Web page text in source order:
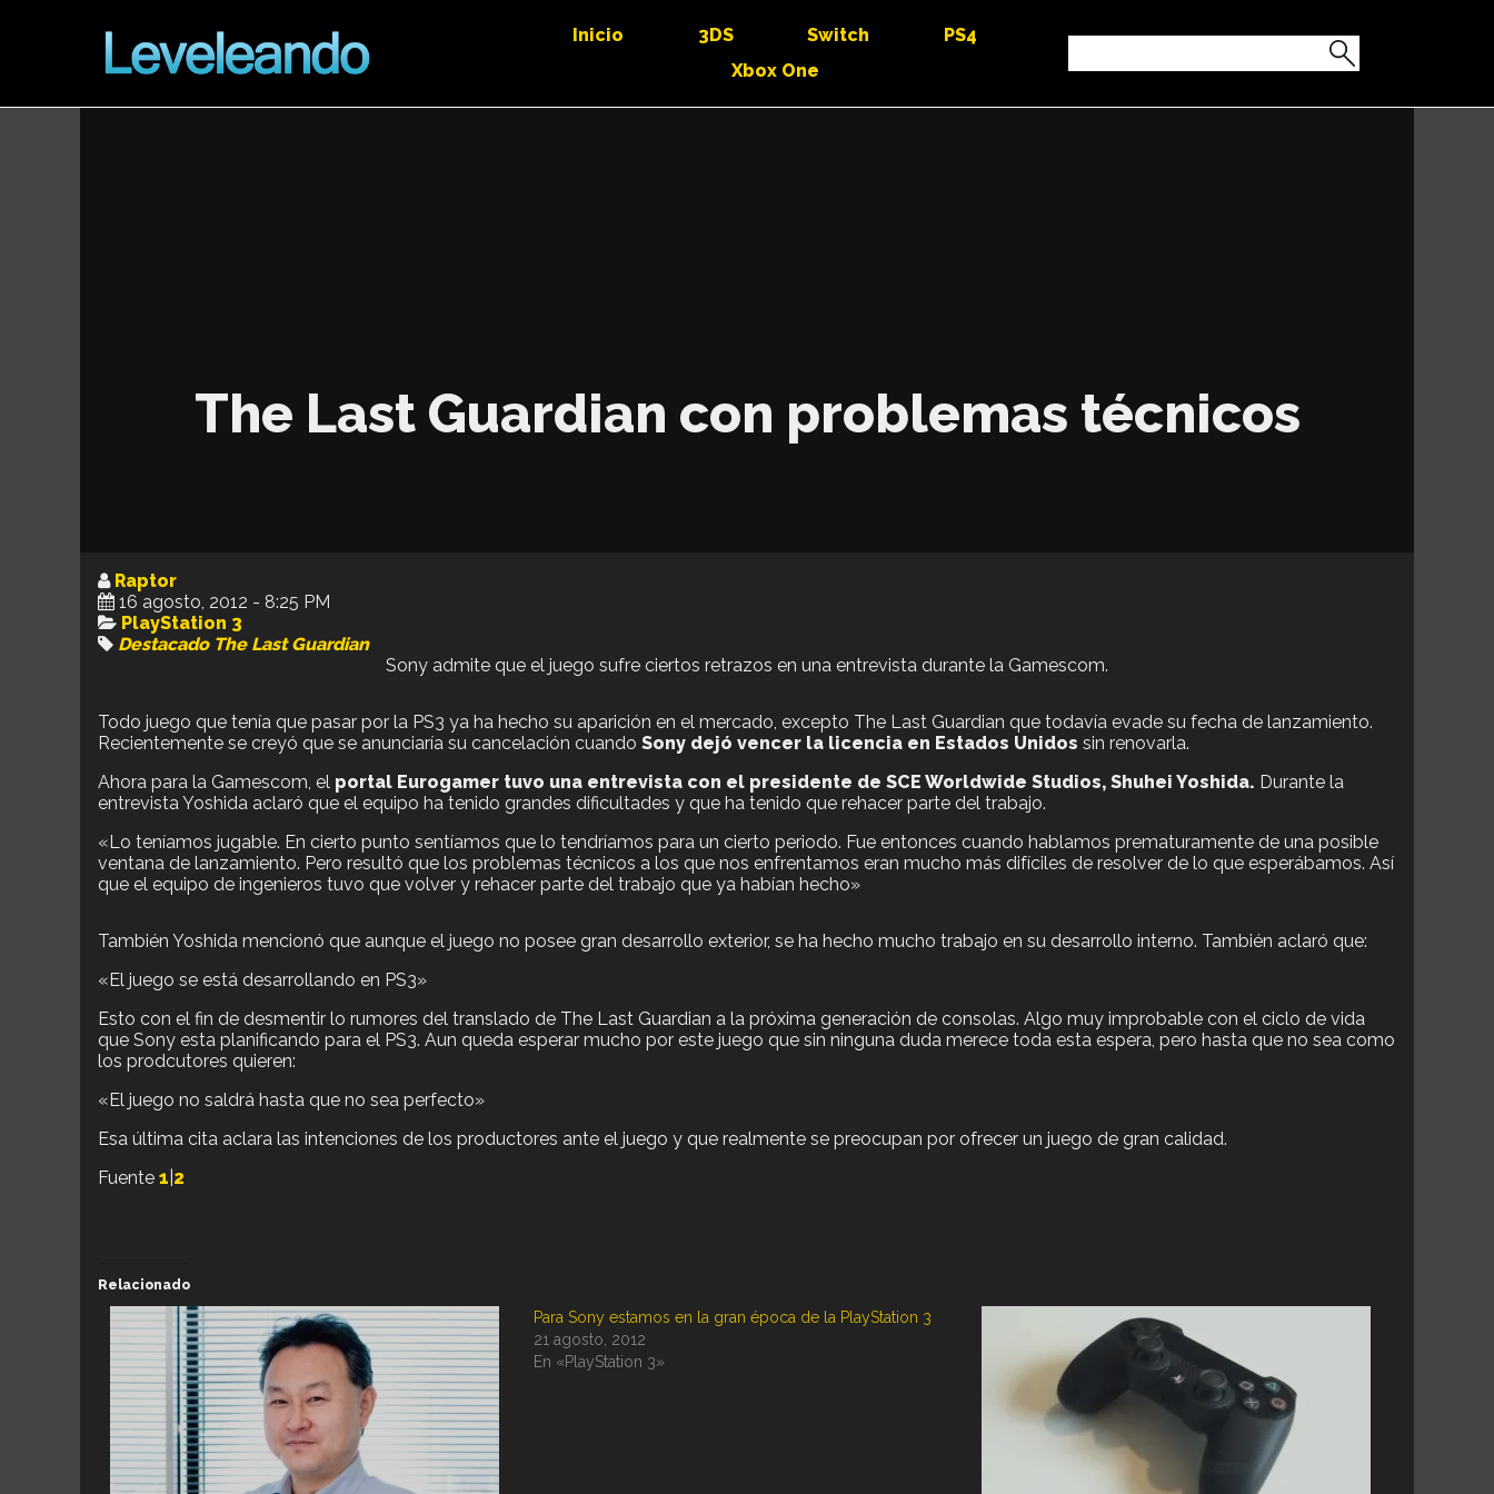
Inicio 3DS Switch
PS4
Xbox One
The Last Guardian con problemas técnicos
Raptor
16 agosto, 2012 - 8:25 PM
PlayStation 3
Destacado The Last Guardian
Sony admite que el juego sufre ciertos retrazos en una entrevista durante la Gamescom.
Todo juego que tenía que pasar por la PS3 ya ha hecho su aparición en el mercado, excepto The Last Guardian que todavía evade su fecha de lanzamiento.
Recientemente se creyó que se anunciaría su cancelación cuando Sony dejó vencer la licencia en Estados Unidos sin renovarla.
Ahora para la Gamescom, el portal Eurogamer tuvo una entrevista con el presidente de SCE Worldwide Studios, Shuhei Yoshida. Durante la
entrevista Yoshida aclaró que el equipo ha tenido grandes dificultades y que ha tenido que rehacer parte del trabajo.
«Lo teníamos jugable. En cierto punto sentíamos que lo tendríamos para un cierto periodo. Fue entonces cuando hablamos prematuramente de una posible
ventana de lanzamiento. Pero resultó que los problemas técnicos a los que nos enfrentamos eran mucho más difíciles de resolver de lo que esperábamos. Así
que el equipo de ingenieros tuvo que volver y rehacer parte del trabajo que ya habían hecho»
También Yoshida mencionó que aunque el juego no posee gran desarrollo exterior, se ha hecho mucho trabajo en su desarrollo interno. También aclaró que:
«El juego se está desarrollando en PS3»
Esto con el fin de desmentir lo rumores del translado de The Last Guardian a la próxima generación de consolas. Algo muy improbable con el ciclo de vida
que Sony esta planificando para el PS3. Aun queda esperar mucho por este juego que sin ninguna duda merece toda esta espera, pero hasta que no sea como
los prodcutores quieren:
«El juego no saldrá hasta que no sea perfecto»
Esa última cita aclara las intenciones de los productores ante el juego y que realmente se preocupan por ofrecer un juego de gran calidad.
Fuente 1 2
Relacionado
Para Sony estamos en la gran época de la PlayStation 3
21 agosto, 2012
En «PlayStation 3»